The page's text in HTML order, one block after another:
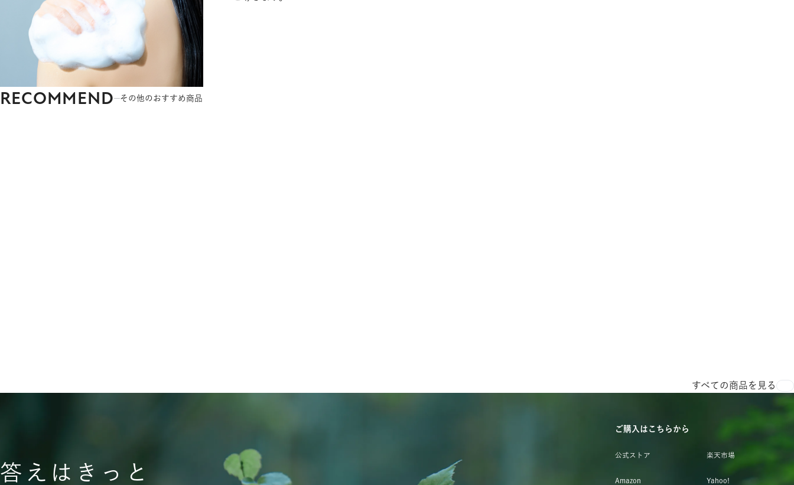
RECOMMEND その他のおすすめ商品
すべての商品を見る
答えはきっと
ご購入はこちらから
公式ストア 楽天市場
Amazon Yahoo!